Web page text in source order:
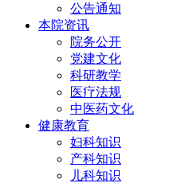
公告通知
本院资讯
院务公开
党建文化
科研教学
医疗法规
中医药文化
健康教育
妇科知识
产科知识
儿科知识